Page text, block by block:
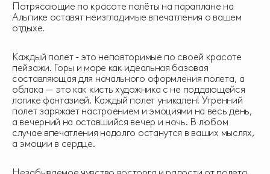
Потрясающие по красоте полёты на параплане на
Альпике оставят неизгладимые впечатления о вашем
отдыхе.
Каждый полет - это неповторимые по своей красоте
пейзажи. Горы и море как идеальная базовая
составляющая для начального оформления полета, а
облака — это как кисть художника с не поддающейся
логике фантазией. Каждый полет уникален! Утренний
полет заряжает настроением и эмоциями на весь день,
а вечерний на оставшийся вечер и ночь. В любом
случае впечатления надолго останутся в ваших мыслях,
а эмоции в сердце.